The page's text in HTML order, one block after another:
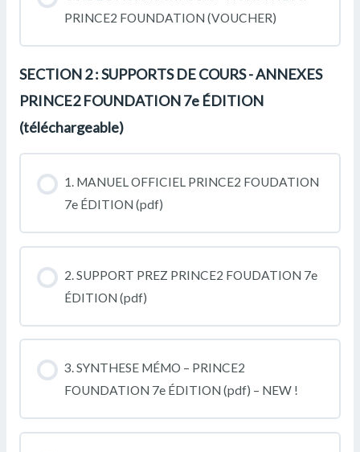
PRINCE2 FOUNDATION (VOUCHER)
SECTION 2 : SUPPORTS DE COURS - ANNEXES
PRINCE2 FOUNDATION 7e ÉDITION
(téléchargeable)
1. MANUEL OFFICIEL PRINCE2 FOUDATION
7e ÉDITION (pdf)
2. SUPPORT PREZ PRINCE2 FOUDATION 7e
ÉDITION (pdf)
3. SYNTHESE MÉMO – PRINCE2
FOUNDATION 7e ÉDITION (pdf) – NEW !